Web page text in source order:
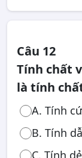
Câu 12
Tính chất
là tính
A. Tính
B. Tính
C. Tính